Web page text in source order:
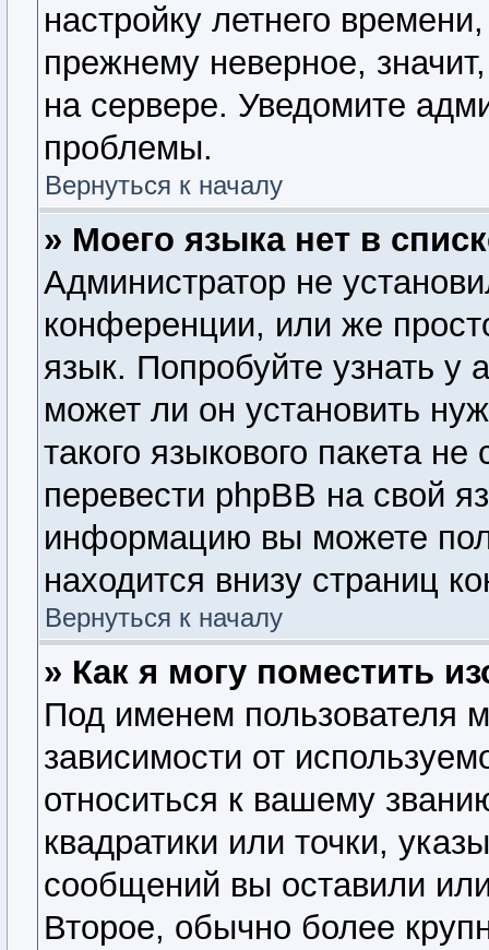
настройку летнего
прежнему неверное,
на сервере. Уведомите
проблемы.
Вернуться к началу
» Моего языка нет в
Администратор не
конференции, или же
язык. Попробуйте узнать у
может ли он установить
такого языкового пакета
перевести phpBB на свой
информацию вы можете
находится внизу страниц
Вернуться к началу
» Как я могу поместить
Под именем пользователя
зависимости от
относиться к вашему
квадратики или точки,
сообщений вы оставили
Второе, обычно более